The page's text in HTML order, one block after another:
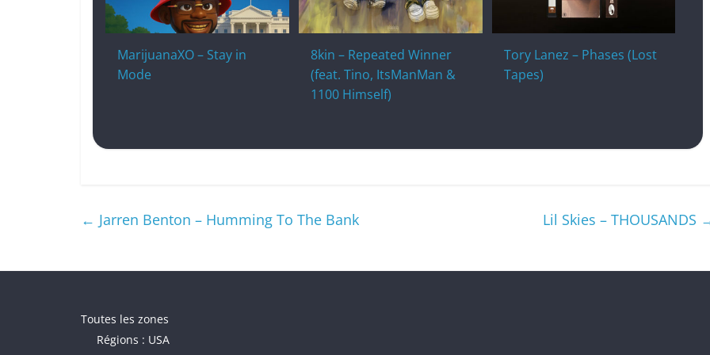
MarijuanaXO – Stay in
Mode
8kin – Repeated Winner
(feat. Tino, ItsManMan &
1100 Himself)
Tory Lanez – Phases (Lost
Tapes)
← Jarren Benton – Humming To The Bank Lil Skies – THOUSANDS
Toutes les zones
Régions : USA